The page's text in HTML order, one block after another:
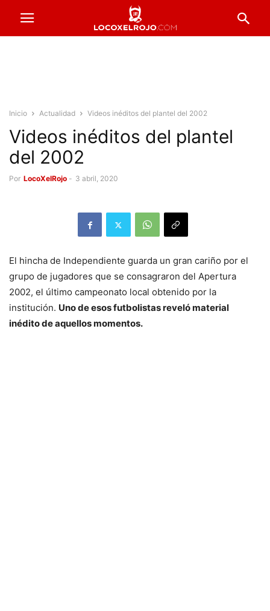
Inicio Actualidad Videos inéditos del plantel del 2002
Videos inéditos del plantel
del 2002
Por LocoXelRojo - 3 abril, 2020
El hincha de Independiente guarda un gran cariño por el
grupo de jugadores que se consagraron del Apertura
2002, el último campeonato local obtenido por la
institución. Uno de esos futbolistas reveló material
inédito de aquellos momentos.